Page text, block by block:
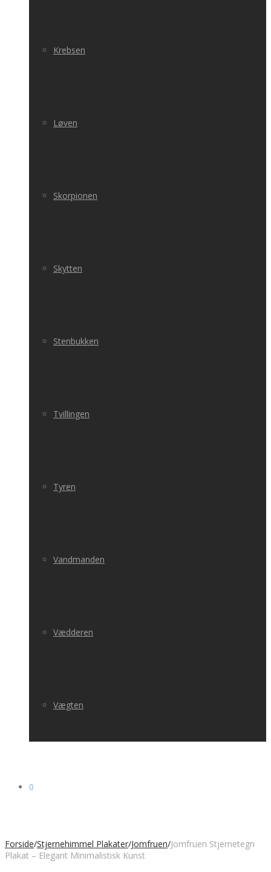
Krebsen
Løven
Skorpionen
Skytten
Stenbukken
Tvillingen
Tyren
Vandmanden
Vædderen
Vægten
0
Forside/Stjernehimmel Plakater/Jomfruen/Jomfruen Stjernetegn
Plakat – Elegant Minimalistisk Kunst